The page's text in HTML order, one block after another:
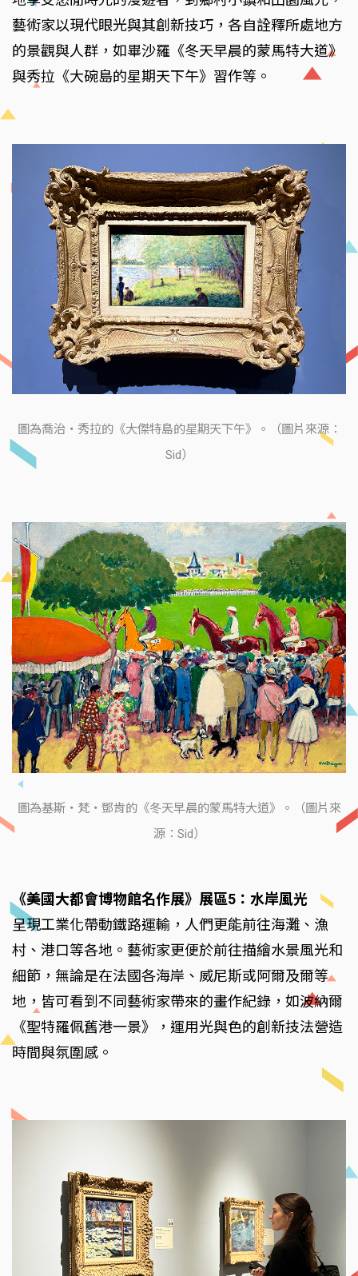
藝術家以現代眼光與其創新技巧，各自詮釋所處地方
的景觀與人群，如畢沙羅《冬天早晨的蒙馬特大道》
與秀拉《大碗島的星期天下午》習作等。
圖為喬治・秀拉的《大傑特島的星期天下午》。（圖片來源：
Sid）
圖為基斯・梵・鄧肯的《冬天早晨的蒙馬特大道》。（圖片來
源：Sid）
《美國大都會博物館名作展》展區5：水岸風光
呈現工業化帶動鐵路運輸，人們更能前往海灘、漁
村、港口等各地。藝術家更便於前往描繪水景風光和
細節，無論是在法國各海岸、威尼斯或阿爾及爾等
地，皆可看到不同藝術家帶來的畫作紀錄，如波納爾
《聖特羅佩舊港一景》，運用光與色的創新技法營造
時間與氛圍感。